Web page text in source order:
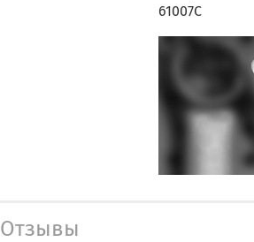
61007C
Отзывы